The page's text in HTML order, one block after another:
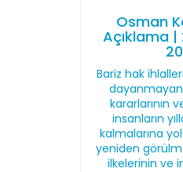
Osman
Açıklama |
Bariz hak
kararlarının
insanların
kalmalarına
yeniden
ilkelerinin ve